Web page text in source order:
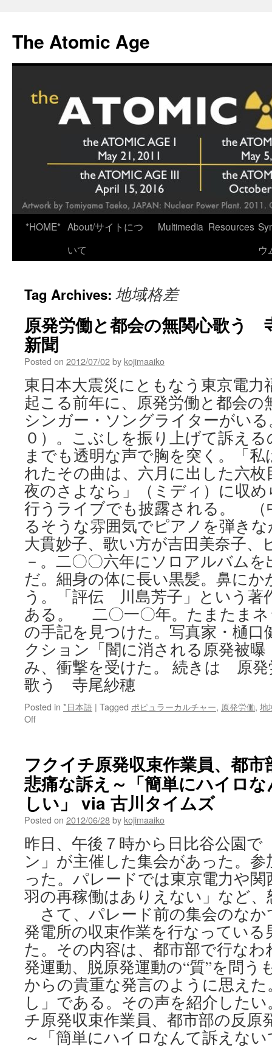
content
The Atomic Age
*HOME* About/サイトにつ
いて
Multimedia Resources
ウ
Tag Archives: 地域格差
原発労働と都会の無関心歌う
新聞
Posted on 2012/07/02by kojimaaiko
東日本大震災にともなう東京電力
起こる前年に、原発労働と都会
シンガー・ソングライターがい
０）。こぶしを振り上げて訴え
までも透明な声で胸を突く。「
れたその曲は、六月に出した六
夜のさよなら」（ミディ）に収
行うライブでも披露される。
るそうな雰囲気でピアノを弾き
大貫妙子、歌い方が吉田美奈子、
－。二〇〇六年にソロアルバム
だ。細身の体に長い黒髪。鼻に
う。「評伝 川島芳子」という著
ある。 二〇一〇年。たまたまネ
の手記を見つけた。写真家・樋
クション「闇に消される原発被
み、衝撃を受けた。 続きは 原発
歌う 寺尾紗穂
Posted in *日本語 | Tagged ポピュラーカルチャー, 原発労働, 地
Offon
働
と
都
会
の
無
関
心
歌
う
寺
尾
紗
穂
via
東
京
新
聞
フクイチ原発収束作業員、都
悲痛な訴え～「簡単にハイロ
しい」 via 古川タイムズ
Posted on 2012/06/28by kojimaaiko
昨日、午後７時から日比谷公園で
ン」が主催した集会があった。
った。パレードでは東京電力や
羽の再稼働はありえない」など
さて、パレード前の集会のなか
発電所の収束作業を行なってい
た。その内容は、都市部で行な
発運動、脱原発運動の“質”を問う
からの貴重な発言のように思え
し」である。その声を紹介した
チ原発収束作業員、都市部の反原
～「簡単にハイロなんて訴えな